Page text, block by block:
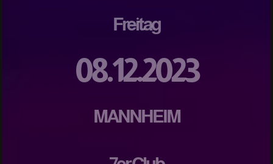
Freitag
08.12.2023
MANNHEIM